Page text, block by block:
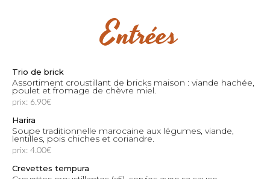
Entrées
Trio de brick
Assortiment croustillant de bricks maison : viande hachée,
poulet et fromage de chèvre miel.
prix: 6.90€
Harira
Soupe traditionnelle marocaine aux légumes, viande,
lentilles, pois chiches et coriandre.
prix: 4.00€
Crevettes tempura